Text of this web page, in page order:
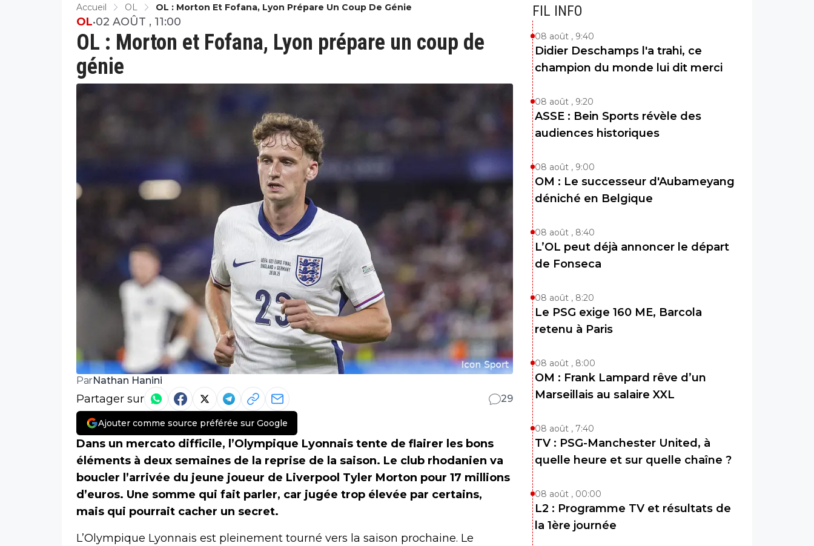
Accueil OL OL : Morton Et Fofana, Lyon Prépare Un Coup De Génie
OL : Morton et Fofana, Lyon prépare un coup de
génie
OL•02 AOÛT , 11:00
ParNathan Hanini
Partager sur 29
Ajouter comme source préférée sur Google
Dans un mercato difficile, l’Olympique Lyonnais tente de flairer les bons
éléments à deux semaines de la reprise de la saison. Le club rhodanien va
boucler l’arrivée du jeune joueur de Liverpool Tyler Morton pour 17 millions
d’euros. Une somme qui fait parler, car jugée trop élevée par certains,
mais qui pourrait cacher un secret.
L’Olympique Lyonnais est pleinement tourné vers la saison prochaine. Le
FIL INFO
08 août , 9:40
Didier Deschamps l'a trahi, ce
champion du monde lui dit merci
08 août , 9:20
ASSE : Bein Sports révèle des
audiences historiques
08 août , 9:00
OM : Le successeur d'Aubameyang
déniché en Belgique
08 août , 8:40
L’OL peut déjà annoncer le départ
de Fonseca
08 août , 8:20
Le PSG exige 160 ME, Barcola
retenu à Paris
08 août , 8:00
OM : Frank Lampard rêve d’un
Marseillais au salaire XXL
08 août , 7:40
TV : PSG-Manchester United, à
quelle heure et sur quelle chaîne ?
08 août , 00:00
L2 : Programme TV et résultats de
la 1ère journée